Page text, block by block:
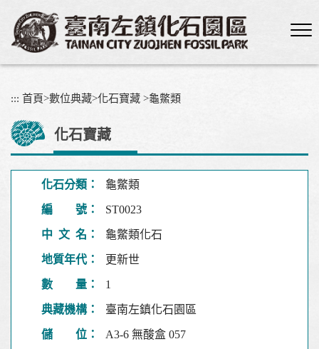
內
::: 首頁>數位典藏>化石寶藏 >龜鱉類
化石寶藏
化石分類： 龜鱉類
編 號： ST0023
中 文 名： 龜鱉類化石
地質年代： 更新世
數 量： 1
典藏機構： 臺南左鎮化石園區
儲 位： A3-6 無酸盒 057